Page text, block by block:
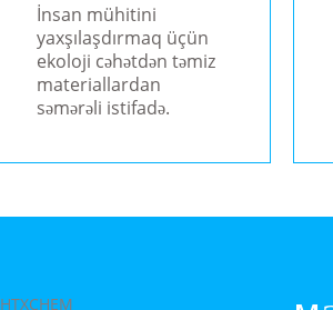
İnsan mühitini
yaxşılaşdırmaq üçün
ekoloji cəhətdən təmiz
materiallardan
səmərəli istifadə.